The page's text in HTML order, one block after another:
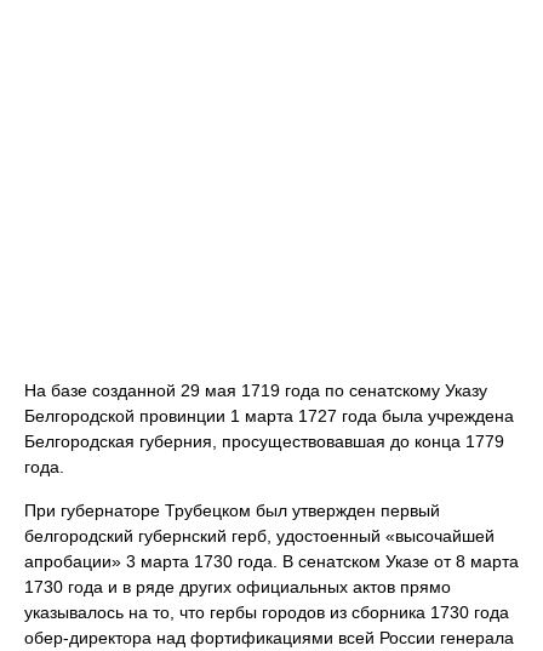
На базе созданной 29 мая 1719 года по сенатскому Указу
Белгородской провинции 1 марта 1727 года была учреждена
Белгородская губерния, просуществовавшая до конца 1779
года.
При губернаторе Трубецком был утвержден первый
белгородский губернский герб, удостоенный «высочайшей
апробации» 3 марта 1730 года. В сенатском Указе от 8 марта
1730 года и в ряде других официальных актов прямо
указывалось на то, что гербы городов из сборника 1730 года
обер-директора над фортификациями всей России генерала